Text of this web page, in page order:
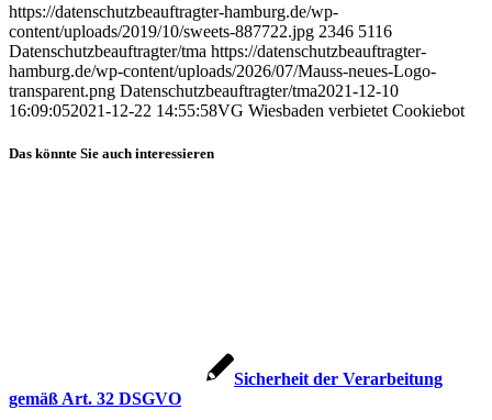
https://datenschutzbeauftragter-hamburg.de/wp-
content/uploads/2019/10/sweets-887722.jpg 2346 5116
Datenschutzbeauftragter/tma https://datenschutzbeauftragter-
hamburg.de/wp-content/uploads/2026/07/Mauss-neues-Logo-
transparent.png Datenschutzbeauftragter/tma2021-12-10
16:09:052021-12-22 14:55:58VG Wiesbaden verbietet Cookiebot
Das könnte Sie auch interessieren
Sicherheit der Verarbeitung
gemäß Art. 32 DSGVO